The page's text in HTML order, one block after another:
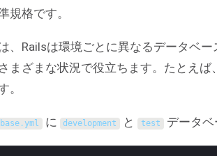
規格です。
、Railsは環境ごとに異なるデータベ
まざまな状況で役立ちます。たとえ
。
.yml に development と test データベ